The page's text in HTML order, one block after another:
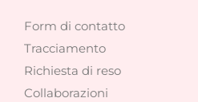
Form di contatto
Tracciamento
Richiesta di reso
Collaborazioni